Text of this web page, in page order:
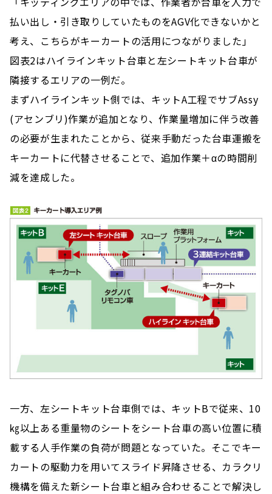
払い出し・引き取りしていたものをAGV化できないかと
考え、こちらがキーカートの活用につながりました」
図表2はハイラインキット台車と左シートキット台車が
隣接するエリアの一例だ。
まずハイラインキット側では、キットA工程でサブAssy
(アセンブリ)作業が追加となり、作業量増加に伴う改善
の必要が生まれたことから、従来手動だった台車運搬を
キーカートに代替させることで、追加作業＋αの時間削
減を達成した。
一方、左シートキット台車側では、キットBで従来、10
㎏以上ある重量物のシートをシート台車の高い位置に積
載する人手作業の負荷が問題となっていた。そこでキー
カートの駆動力を用いてスライド昇降させる、カラクリ
機構を備えた新シート台車と組み合わせることで解決し